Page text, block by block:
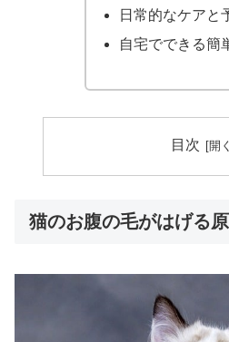
日常的なケアと
自宅でできる簡
目次
猫のお腹の毛がはげる